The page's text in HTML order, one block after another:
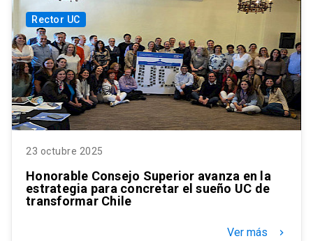
Rector UC
23 octubre 2025
Honorable Consejo Superior avanza en la
estrategia para concretar el sueño UC de
transformar Chile
Ver más keyboard_arrow_right